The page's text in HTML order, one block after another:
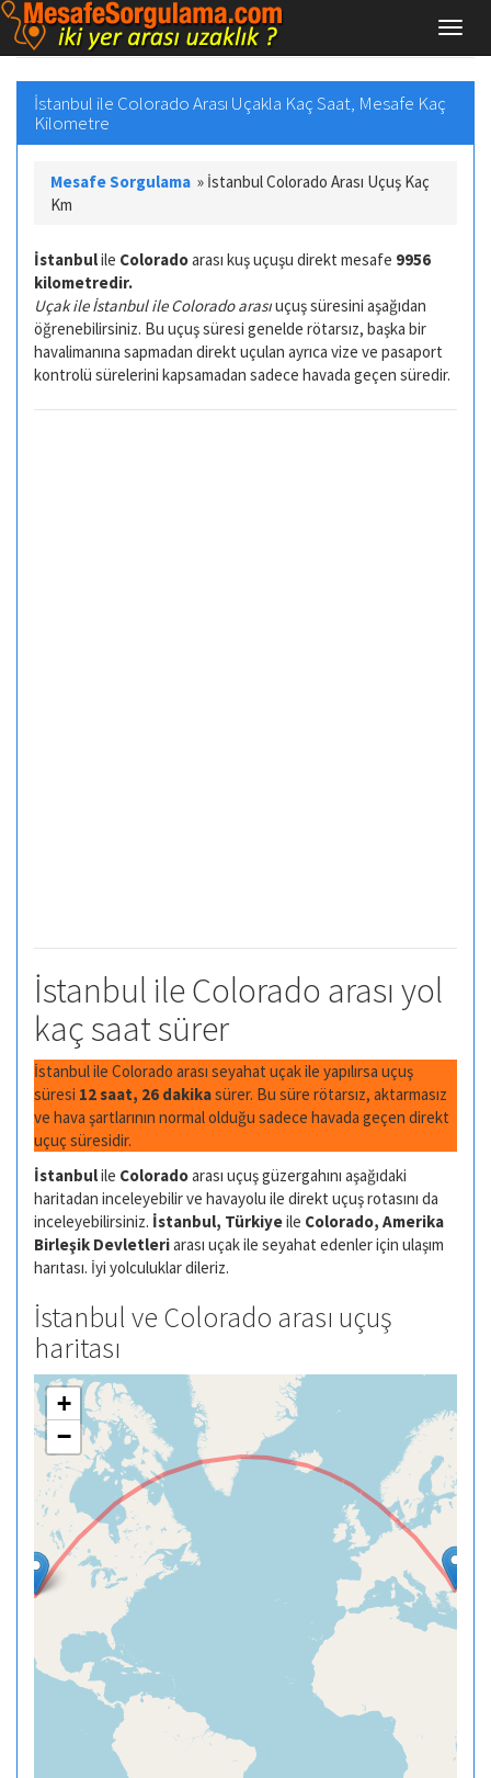
İstanbul ile Colorado Arası Uçakla Kaç Saat, Mesafe Kaç
Kilometre
Mesafe Sorgulama » İstanbul Colorado Arası Uçuş Kaç
Km
İstanbulile Coloradoarası kuş uçuşu direkt mesafe 9956
kilometredir.
Uçak ile İstanbul ile Colorado arasıuçuş süresini aşağıdan
öğrenebilirsiniz. Bu uçuş süresi genelde rötarsız, başka bir
havalimanına sapmadan direkt uçulan ayrıca vize ve pasaport
kontrolü sürelerini kapsamadan sadece havada geçen süredir.
İstanbul ile Colorado arası yol
kaç saat sürer
İstanbul ile Colorado arası seyahat uçak ile yapılırsa uçuş
süresi 12 saat, 26 dakikasürer. Bu süre rötarsız, aktarmasız
ve hava şartlarının normal olduğu sadece havada geçen direkt
uçuç süresidir.
İstanbulile Coloradoarası uçuş güzergahını aşağıdaki
haritadan inceleyebilir ve havayolu ile direkt uçuş rotasını da
inceleyebilirsiniz. İstanbul, Türkiyeile Colorado, Amerika
Birleşik Devletleriarası uçak ile seyahat edenler için ulaşım
harıtası. İyi yolculuklar dileriz.
İstanbul ve Colorado arası uçuş
haritası
+
−